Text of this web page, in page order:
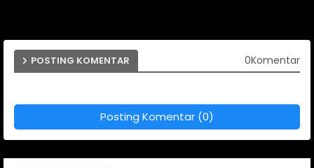
POSTING KOMENTAR 0Komentar
Posting Komentar (0)